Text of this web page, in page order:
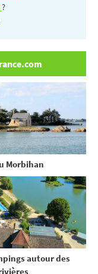
?
Morbihan
autour des